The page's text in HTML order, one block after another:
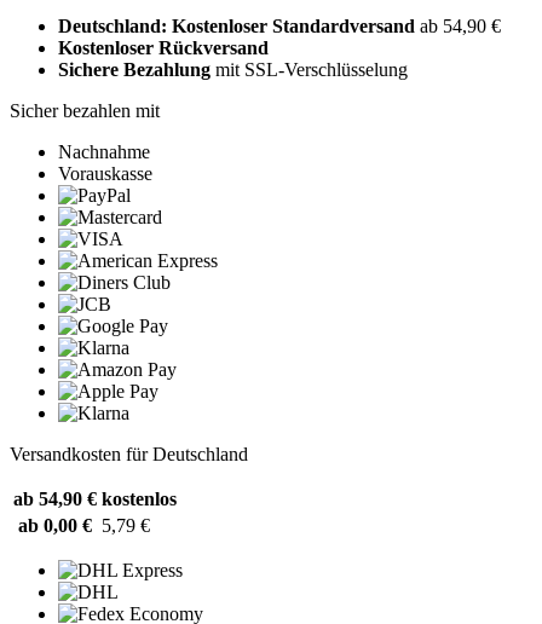
Deutschland: Kostenloser Standardversand ab 54,90 €
Kostenloser Rückversand
Sichere Bezahlung mit SSL-Verschlüsselung
Sicher bezahlen mit
Nachnahme
Vorauskasse
Versandkosten für Deutschland
ab 54,90 € kostenlos
ab 0,00 € 5,79 €